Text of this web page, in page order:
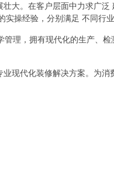
大。在客户层面中力求广
操经验，分别满足 不同行
理，拥有现代化的生产、
现代化装修解决方案。为